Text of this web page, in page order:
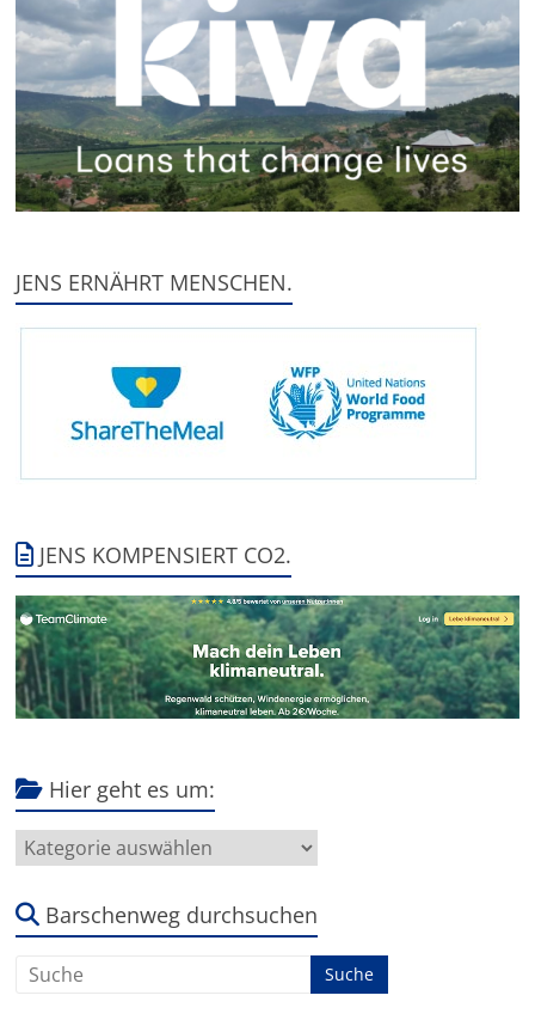
JENS ERNÄHRT MENSCHEN.
JENS KOMPENSIERT CO2.
Hier geht es um:
Hier
geht
um:Barschenweg durchsuchen